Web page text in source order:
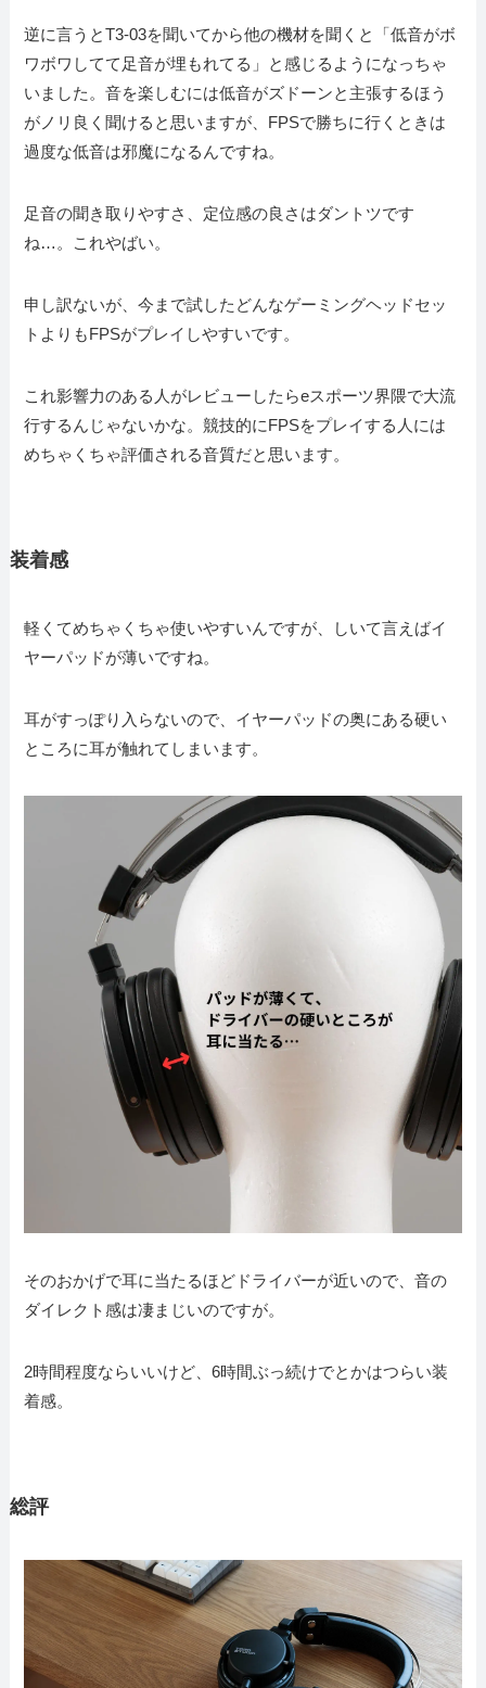
逆に言うとT3-03を聞いてから他の機材を聞くと「低音がボ
ワボワしてて足音が埋もれてる」と感じるようになっちゃ
いました。音を楽しむには低音がズドーンと主張するほう
がノリ良く聞けると思いますが、FPSで勝ちに行くときは
過度な低音は邪魔になるんですね。
足音の聞き取りやすさ、定位感の良さはダントツです
ね…。これやばい。
申し訳ないが、今まで試したどんなゲーミングヘッドセッ
トよりもFPSがプレイしやすいです。
これ影響力のある人がレビューしたらeスポーツ界隈で大流
行するんじゃないかな。競技的にFPSをプレイする人には
めちゃくちゃ評価される音質だと思います。
装着感
軽くてめちゃくちゃ使いやすいんですが、しいて言えばイ
ヤーパッドが薄いですね。
耳がすっぽり入らないので、イヤーパッドの奥にある硬い
ところに耳が触れてしまいます。
そのおかげで耳に当たるほどドライバーが近いので、音の
ダイレクト感は凄まじいのですが。
2時間程度ならいいけど、6時間ぶっ続けでとかはつらい装
着感。
総評